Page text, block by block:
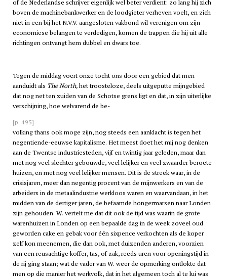
of de Nederlandse schrijver eigenlijk wel beter verdient: zo lang hij zich
boven de machinebankwerker en de loodgieter verheven voelt, en zich
niet in een bij het N.V.V. aangesloten vakbond wil verenigen om zijn
economiese belangen te verdedigen, komen de trappen die hij uit alle
richtingen ontvangt hem dubbel en dwars toe.
Tegen de middag voert onze tocht ons door een gebied dat men
aanduidt als The North,het troosteloze, deels uitgeputte mijngebied
dat nog net ten zuiden van de Schotse grens ligt en dat, in zijn uiterlijke
verschijning, hoe welvarend de be-
[p. 495]
volking thans ook moge zijn, nog steeds een aanklacht is tegen het
negentiende-eeuwse kapitalisme. Het meest doet het mij nog denken
aan de Twentse industriesteden, vijf en twintig jaar geleden, maar dan
met nog veel slechter gebouwde, veel lelijker en veel zwaarder beroete
huizen, en met nog veel lelijker mensen. Dit is de streek waar, in de
crisisjaren, meer dan negentig procent van de mijnwerkers en van de
arbeiders in de metaalindustrie werkloos waren en waarvandaan, in het
midden van de dertiger jaren, de befaamde hongermarsen naar Londen
zijn gehouden. W. vertelt me dat dit ook de tijd was waarin de grote
warenhuizen in Londen op een bepaalde dag in de week zoveel oud
geworden cake en gebak voor één sixpence verkochten als de koper
zelf kon meenemen, die dan ook, met duizenden anderen, voorzien
van een reusachtige koffer, tas, of zak, reeds uren voor openingstijd in
de rij ging staan; wat de vader van W. weer de opmerking ontlokte dat
men op die manier het werkvolk, dat in het algemeen toch al te lui was